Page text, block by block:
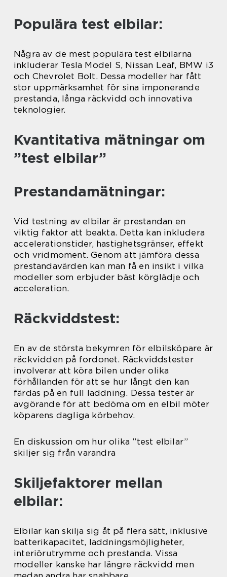
Populära test elbilar:
Några av de mest populära test elbilarna
inkluderar Tesla Model S, Nissan Leaf, BMW i3
och Chevrolet Bolt. Dessa modeller har fått
stor uppmärksamhet för sina imponerande
prestanda, långa räckvidd och innovativa
teknologier.
Kvantitativa mätningar om
”test elbilar”
Prestandamätningar:
Vid testning av elbilar är prestandan en
viktig faktor att beakta. Detta kan inkludera
accelerationstider, hastighetsgränser, effekt
och vridmoment. Genom att jämföra dessa
prestandavärden kan man få en insikt i vilka
modeller som erbjuder bäst körglädje och
acceleration.
Räckviddstest:
En av de största bekymren för elbilsköpare är
räckvidden på fordonet. Räckviddstester
involverar att köra bilen under olika
förhållanden för att se hur långt den kan
färdas på en full laddning. Dessa tester är
avgörande för att bedöma om en elbil möter
köparens dagliga körbehov.
En diskussion om hur olika ”test elbilar”
skiljer sig från varandra
Skiljefaktorer mellan
elbilar:
Elbilar kan skilja sig åt på flera sätt, inklusive
batterikapacitet, laddningsmöjligheter,
interiörutrymme och prestanda. Vissa
modeller kanske har längre räckvidd men